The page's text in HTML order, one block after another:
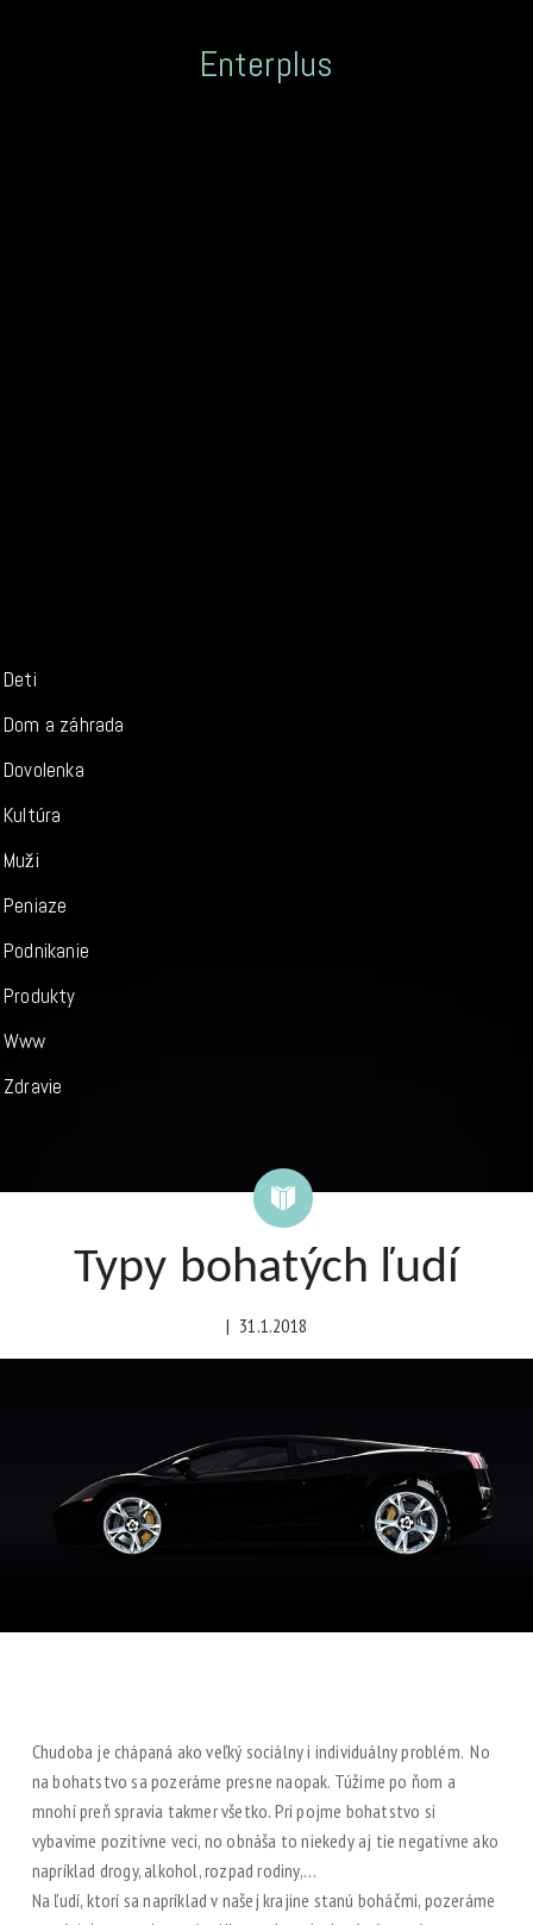
Enterplus
Deti
Dom a záhrada
Dovolenka
Kultúra
Muži
Peniaze
Podnikanie
Produkty
Www
Zdravie
Typy bohatých ľudí
| 31.1.2018
Chudoba je chápaná ako veľký sociálny i individuálny problém. No
na bohatstvo sa pozeráme presne naopak. Túžime po ňom a
mnohí preň spravia takmer všetko. Pri pojme bohatstvo si
vybavíme pozitívne veci, no obnáša to niekedy aj tie negatívne ako
napríklad drogy, alkohol, rozpad rodiny,…
Na ľudí, ktorí sa napríklad v našej krajine stanú boháčmi, pozeráme